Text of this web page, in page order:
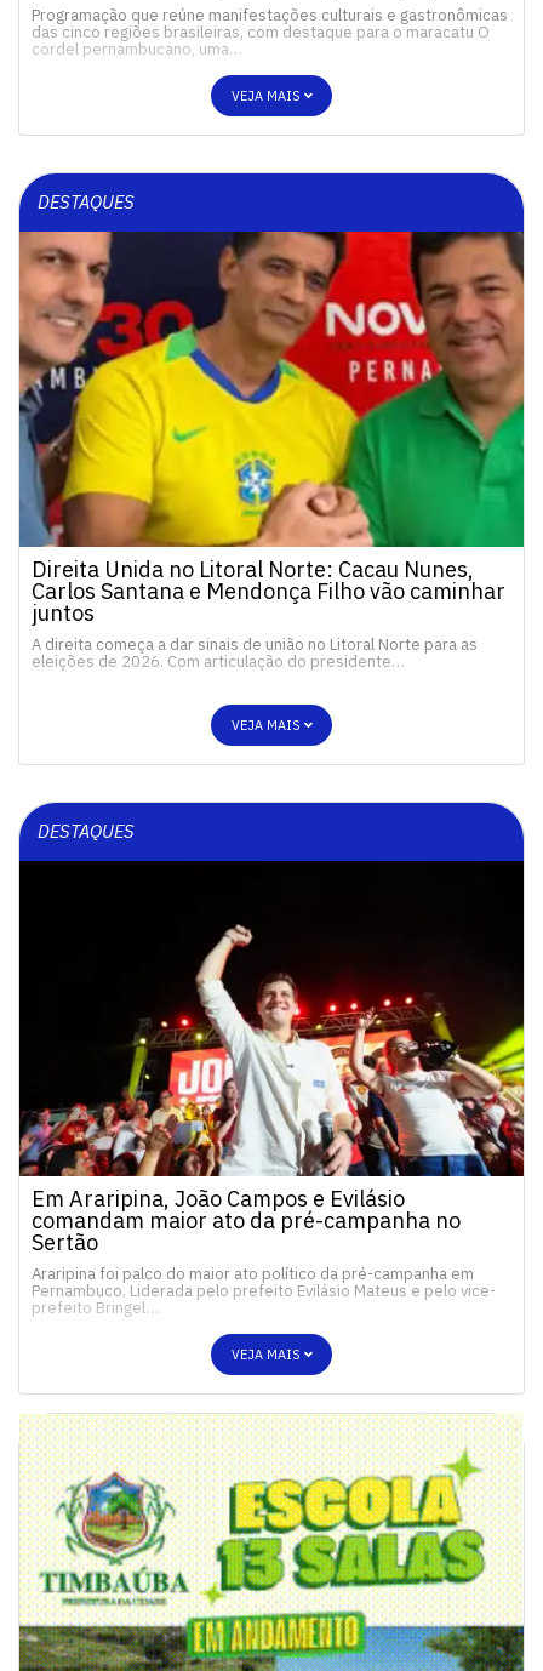
Programação que reúne manifestações culturais e gastronômicas
das cinco regiões brasileiras, com destaque para o maracatu O
cordel pernambucano, uma…
VEJA MAIS
DESTAQUES
Direita Unida no Litoral Norte: Cacau Nunes,
Carlos Santana e Mendonça Filho vão caminhar
juntos
A direita começa a dar sinais de união no Litoral Norte para as
eleições de 2026. Com articulação do presidente…
VEJA MAIS
DESTAQUES
Em Araripina, João Campos e Evilásio
comandam maior ato da pré-campanha no
Sertão
Araripina foi palco do maior ato político da pré-campanha em
Pernambuco. Liderada pelo prefeito Evilásio Mateus e pelo vice-
prefeito Bringel…
VEJA MAIS